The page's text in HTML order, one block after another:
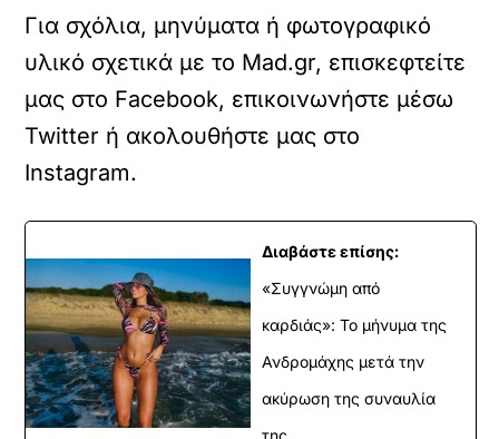
Για σχόλια, μηνύματα ή φωτογραφικό
υλικό σχετικά με το Mad.gr, επισκεφτείτε
μας στο Facebook, επικοινωνήστε μέσω
Twitter ή ακολουθήστε μας στο
Instagram.
Διαβάστε επίσης:
«Συγγνώμη από
καρδιάς»: Το μήνυμα της
Ανδρομάχης μετά την
ακύρωση της συναυλία
της